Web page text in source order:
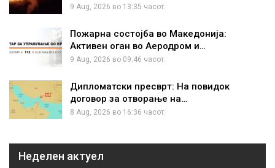
9 Aug, 2026 во 13:35 часот.
Пожарна состојба во Македонија:
Активен оган во Аеродром и…
9 Aug, 2026 во 09:46 часот.
Дипломатски пресврт: На повидок
договор за отворање на…
8 Aug, 2026 во 16:36 часот.
Неделен актуел